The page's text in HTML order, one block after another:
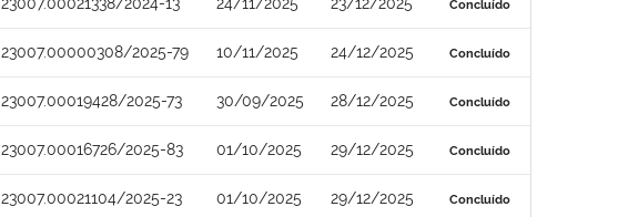
Concluído
23007.00000308/2025-79 10/11/2025 24/12/2025 Concluído
23007.00019428/2025-73 30/09/2025 28/12/2025 Concluído
23007.00016726/2025-83 01/10/2025 29/12/2025 Concluído
23007.00021104/2025-23 01/10/2025 29/12/2025 Concluído